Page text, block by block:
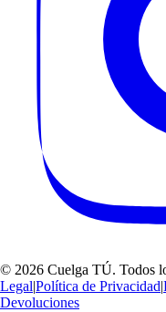
© 2026 Cuelga TÚ. Todos
Legal|Política de Privacidad|
Devoluciones